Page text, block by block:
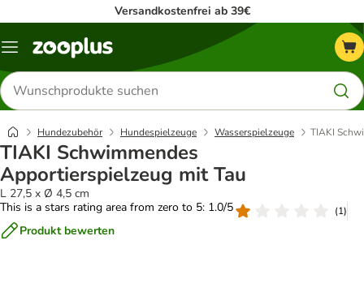
Versandkostenfrei ab 39€
Menü
Produkte
suchen
Hundezubehör Hundespielzeuge Wasserspielzeuge TIAKI
TIAKI Schwimmendes
Apportierspielzeug mit Tau
L 27,5 x Ø 4,5 cm
This is a stars rating area from zero to 5: 1.0/5
(1)
Produkt bewerten